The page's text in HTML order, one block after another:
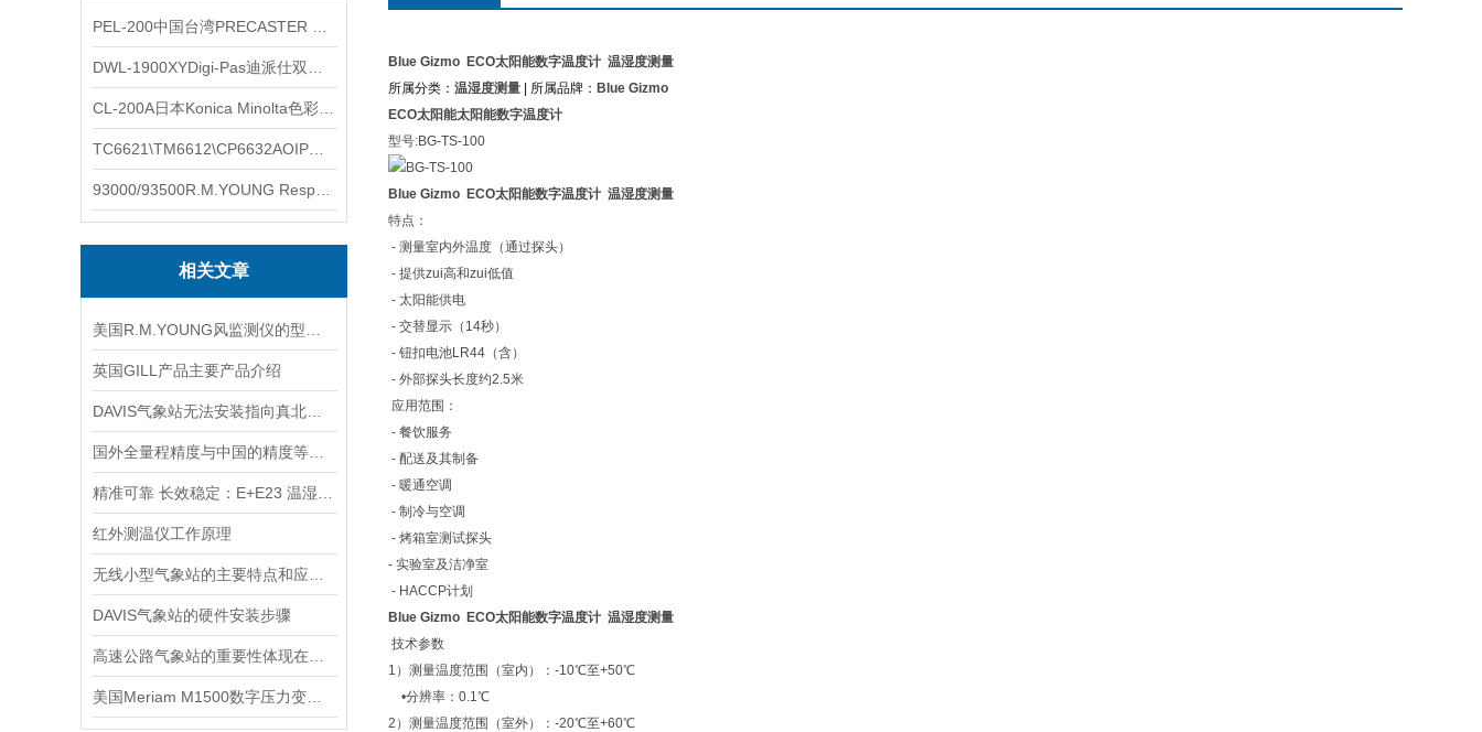
相关文章
英国GILL产品主要产品介绍
红外测温仪工作原理
DAVIS气象站的硬件安装步骤
Blue Gizmo ECO太阳能数字温度计 温湿度测量
所属分类： 温湿度测量 | 所属品牌： Blue Gizmo
ECO太阳能太阳能数字温度计
型号:BG-TS-100
Blue Gizmo ECO太阳能数字温度计 温湿度测量
特点：
- 测量室内外温度（通过探头）
- 提供zui高和zui低值
- 太阳能供电
- 交替显示（14秒）
- 钮扣电池LR44（含）
- 外部探头长度约2.5米
应用范围：
- 餐饮服务
- 配送及其制备
- 暖通空调
- 制冷与空调
- 烤箱室测试探头
- 实验室及洁净室
- HACCP计划
Blue Gizmo ECO太阳能数字温度计 温湿度测量
技术参数
1）测量温度范围（室内）：-10℃至+50℃
•分辨率：0.1℃
2）测量温度范围（室外）：-20℃至+60℃